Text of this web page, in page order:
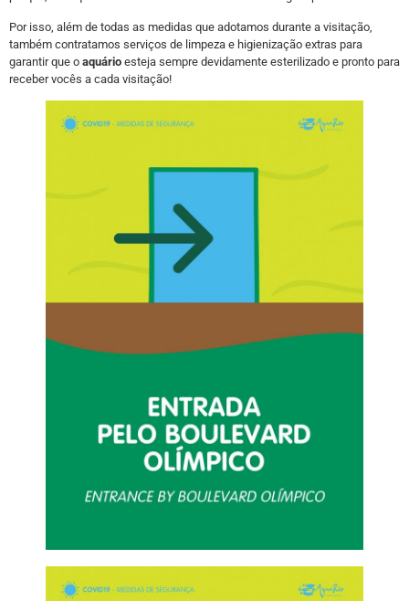
Por isso, além de todas as medidas que adotamos durante a visitação,
também contratamos serviços de limpeza e higienização extras para
garantir que o aquário esteja sempre devidamente esterilizado e pronto para
receber vocês a cada visitação!